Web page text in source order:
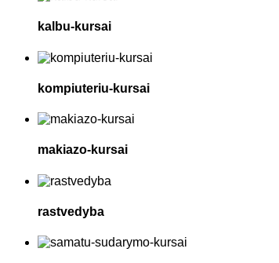
kalbu-kursai
kompiuteriu-kursai
makiazo-kursai
rastvedyba